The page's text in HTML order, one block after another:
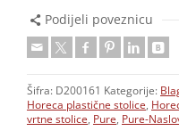
Podijeli poveznicu
Šifra: D200161 Kategorije:
Horeca plastične stolice,
vrtne stolice, Pure, Pure-